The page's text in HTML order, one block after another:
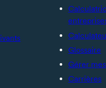
Glossaire
Gérer
Carrières